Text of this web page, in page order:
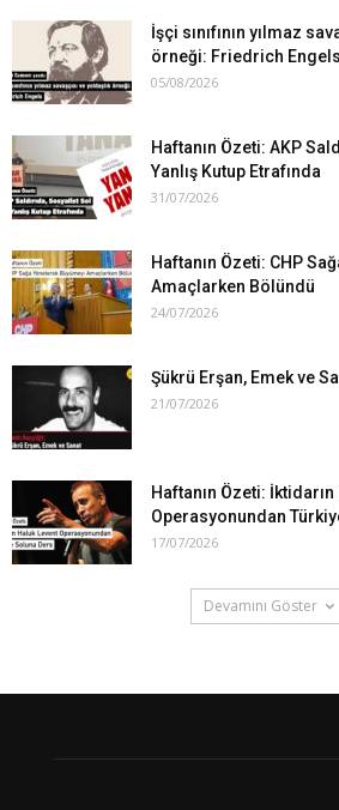
İşçi sınıfının yılmaz
örneği: Friedrich Engels
05/08/2026
Haftanın Özeti: AKP
Yanlış Kutup Etrafında
31/07/2026
Haftanın Özeti: CHP
Amaçlarken Bölündü
24/07/2026
Şükrü Erşan, Emek ve
21/07/2026
Haftanın Özeti:
Operasyonundan
17/07/2026
Devamını Göster